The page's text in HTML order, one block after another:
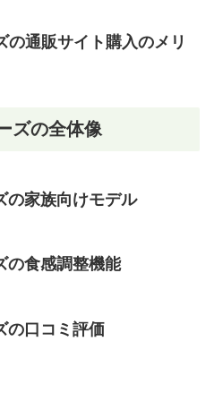
の通販サイト購入のメリ
ズの全体像
の家族向けモデル
の食感調整機能
の口コミ評価